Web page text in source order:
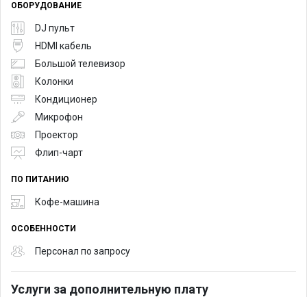
- Видео трансляция
- Кейтеринг
- Организация любого мероприятия на выезде
Создавай запоминающиеся события!
ОБОРУДОВАНИЕ
DJ пульт
HDMI кабель
Большой телевизор
Колонки
Кондиционер
Микрофон
Проектор
Флип-чарт
ПО ПИТАНИЮ
Кофе-машина
ОСОБЕННОСТИ
Персонал по запросу
Услуги за дополнительную плату